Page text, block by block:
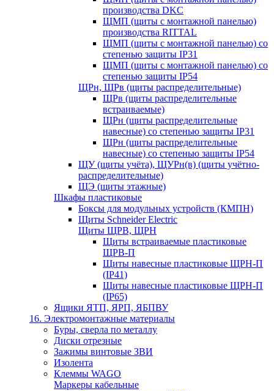
производства DKC
ЩМП (щиты с монтажной панелью)
производства RITTAL
ЩМП (щиты с монтажной панелью) со
степенью защиты IP31
ЩМП (щиты с монтажной панелью) со
степенью защиты IP54
ЩРн, ЩРв (щиты распределительные)
ЩРв (щиты распределительные
встраиваемые)
ЩРн (щиты распределительные
навесные) со степенью защиты IP31
ЩРн (щиты распределительные
навесные) со степенью защиты IP54
ЩУ (щиты учёта), ЩУРн(в) (щиты учётно-
распределительные)
ЩЭ (щиты этажные)
Шкафы пластиковые
Боксы для модульных устройств (КМПН)
Щиты Schneider Electric
Щиты ЩРВ, ЩРН
Щиты встраиваемые пластиковые
ЩРВ-П
Щиты навесные пластиковые ЩРН-П
(IP41)
Щиты навесные пластиковые ЩРН-П
(IP65)
Ящики ЯТП, ЯРП, ЯБПВУ
16. Электромонтажные материалы
Буры, сверла по металлу
Диски отрезные
Зажимы винтовые ЗВИ
Изолента
Клеммы WAGO
Маркеры кабельные